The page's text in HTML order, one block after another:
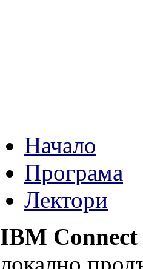
Начало
Програма
Лектори
IBM Connect